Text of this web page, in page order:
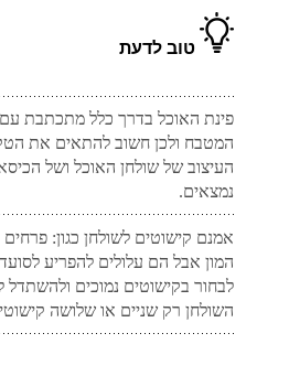
טוב לדעת
פינת האוכל בדרך כלל מתכתבת
המטבח ולכן חשוב להתאים את
העיצוב של שולחן האוכל ושל
נמצאים.
אמנם קישוטים לשולחן כגון:
המון אבל הם עלולים להפריע
לבחור בקישוטים נמוכים ולהשתדל
השולחן רק שניים או שלושה